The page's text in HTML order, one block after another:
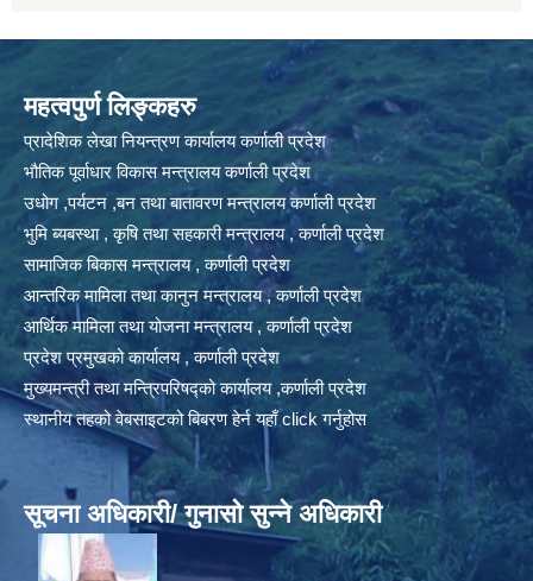
महत्वपुर्ण लिङ्कहरु
प्रादेशिक लेखा नियन्त्रण कार्यालय कर्णाली प्रदेश
भौतिक पूर्वाधार विकास मन्त्रालय कर्णाली प्रदेश
उधोग ,पर्यटन ,बन तथा बातावरण मन्त्रालय कर्णाली प्रदेश
भुमि ब्यबस्था , कृषि तथा सहकारी मन्त्रालय , कर्णाली प्रदेश
सामाजिक बिकास मन्त्रालय , कर्णाली प्रदेश
आन्तरिक मामिला तथा कानुन मन्त्रालय , कर्णाली प्रदेश
आर्थिक मामिला तथा योजना मन्त्रालय , कर्णाली प्रदेश
प्रदेश प्रमुखको कार्यालय , कर्णाली प्रदेश
मुख्यमन्त्री तथा मन्त्रिपरिषद्को कार्यालय ,कर्णाली प्रदेश
स्थानीय तहको वेबसाइटको बिबरण हेर्न यहाँ click गर्नुहोस
सूचना अधिकारी/ गुनासो सुन्ने अधिकारी